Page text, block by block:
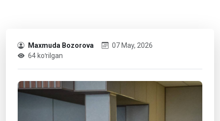
Maxmuda Bozorova
07 May, 2026
64 koʻrilgan